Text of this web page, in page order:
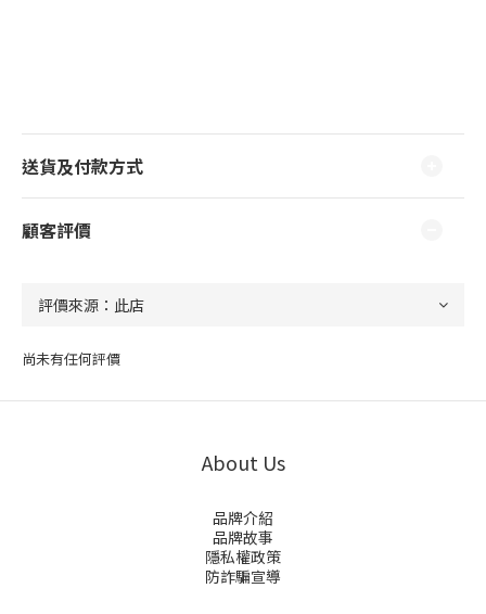
送貨及付款方式
顧客評價
尚未有任何評價
About Us
品牌介紹
品牌故事
隱私權政策
防詐騙宣導